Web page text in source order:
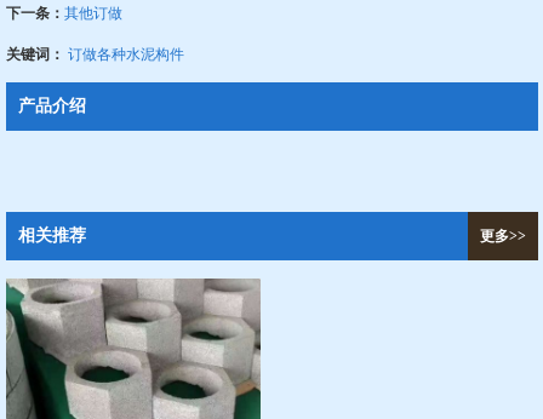
下一条： 其他订做
关键词： 订做各种水泥构件
产品介绍
相关推荐 更多>>